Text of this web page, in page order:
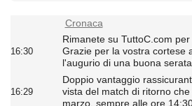
Cronaca
16:30
Rimanete su TuttoC.com
Grazie per la vostra cortese
l'augurio di una buona
16:29
Doppio vantaggio
vista del match di ritorno
marzo, sempre alle ore